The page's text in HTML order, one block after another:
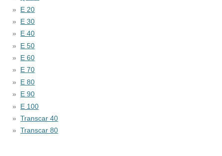
E 20
E 30
E 40
E 50
E 60
E 70
E 80
E 90
E 100
Transcar 40
Transcar 80